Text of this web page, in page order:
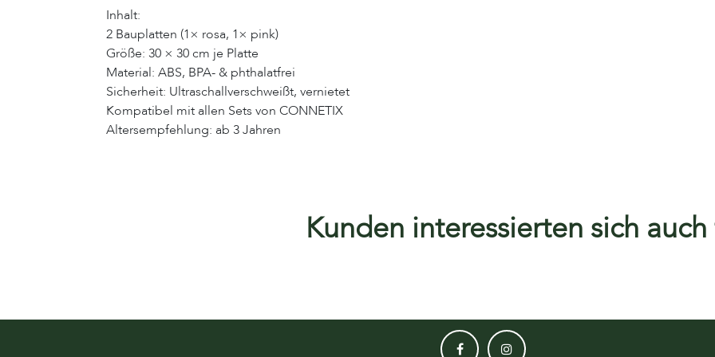
Inhalt:
2 Bauplatten (1× rosa, 1× pink)
Größe: 30 × 30 cm je Platte
Material: ABS, BPA- & phthalatfrei
Sicherheit: Ultraschallverschweißt, vernietet
Kompatibel mit allen Sets von CONNETIX
Altersempfehlung: ab 3 Jahren
Kunden interessierten sich auch